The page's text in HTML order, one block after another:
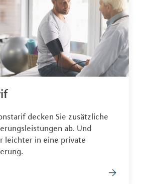
decken Sie zusätzliche
ab. Und
leichter in eine private